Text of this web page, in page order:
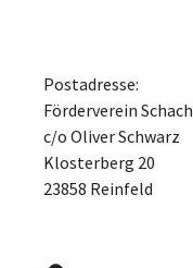
Postadresse:
Förderverein Schach
c/o Oliver Schwarz
Klosterberg 20
23858 Reinfeld